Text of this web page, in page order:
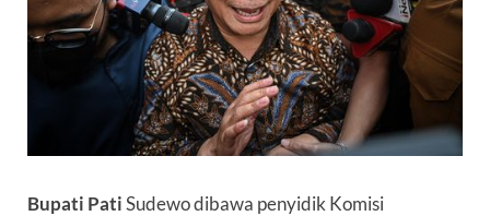
Bupati PatiSudewo dibawa penyidik Komisi